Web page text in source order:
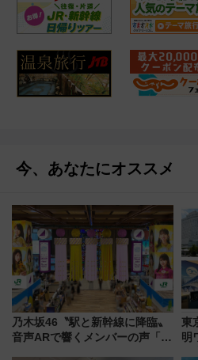
今、あなたにオススメ
乃木坂46〝駅と新幹線に降臨〟
音声ARで響くメンバーの声「真
東
明